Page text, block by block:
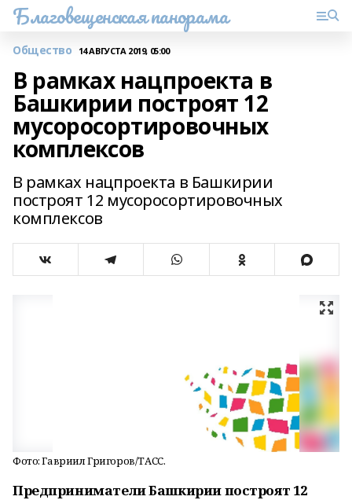
Благовещенская панорама
Общество 14 АВГУСТА 2019, 05:00
В рамках нацпроекта в
Башкирии построят 12
мусоросортировочных
комплексов
В рамках нацпроекта в Башкирии
построят 12 мусоросортировочных
комплексов
Фото: Гавриил Григоров/ТАСС.
Предприниматели Башкирии построят 12